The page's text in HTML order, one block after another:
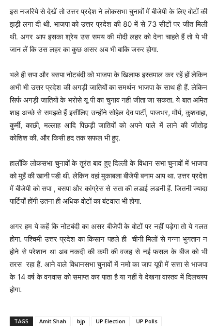
इस नजरिये से देखें तो उत्तर प्रदेश ने लोकसभा चुनावों में बीजेपी के लिए वोटों की
झड़ी लगा दी थी. भाजपा को उत्तर प्रदेश की 80 में से 73 सीटों पर जीत मिली
थी. अगर आप इसका श्रेय उस समय की मोदी लहर को देना चाहते हैं तो ये भी
जान लें कि उस लहर का कुछ असर अब भी बाकि जरुर होगा.
भले ही सपा और बसपा नोटबंदी को भाजपा के खिलाफ इस्तमाल कर रहें हों लेकिन
अभी भी उत्तर प्रदेश की अगड़ी जातियों का समर्थन भाजपा के साथ ही हैं. लेकिन
सिर्फ अगड़ी जातियों के भरोसे यू पी का चुनाव नहीं जीता जा सकता. ये बात अमित
शाह अच्छे से समझते हैं इसीलिए उन्होंने सोहेल देव पार्टी, पाजभर, मौर्य, कुशवाहा,
कुर्मी, काछी, मल्लाह आदि पिछड़ी जातियों को अपने पाले में लाने की जीतोड़
कोशिश की. और किसी हद तक सफल भी हुए.
हालाँकि लोकसभा चुनावों के तुरंत बाद हुए दिल्ली के विधान सभा चुनावों में भाजपा
को मुहँ की खानी पडी थी. लेकिन वहां मुकाबला बीजेपी बनाम आप था. उत्तर प्रदेश
में बीजेपी को सपा , बसपा और कांग्रेस से सता की लडाई लडनी हैं. जितनी ज्यादा
पार्टियाँ होंगी उतना ही अधिक वोटों का बंटवारा भी होगा.
अगर हम ये कहें कि नोटबंदी का असर बीजेपी के वोटों पर नहीं पड़ेगा तो ये गलत
होगा. पश्चिमी उत्तर प्रदेश का किसान पहले ही चीनी मिलों से गन्ना भुगतान न
होने से परेशान था अब नकदी की कमी की वजह से नई फसल के बीज को भी
तरस रहा हैं. आने वाले विधानसभा चुनावों में नमो का जाप यूपी में सत्ता से भाजपा
के 14 वर्ष के वनवास को समाप्त कर पाता है या नहीं ये देखना वास्तव में दिलचस्प
होगा.
TAGS Amit Shah bjp UP Election UP Polls